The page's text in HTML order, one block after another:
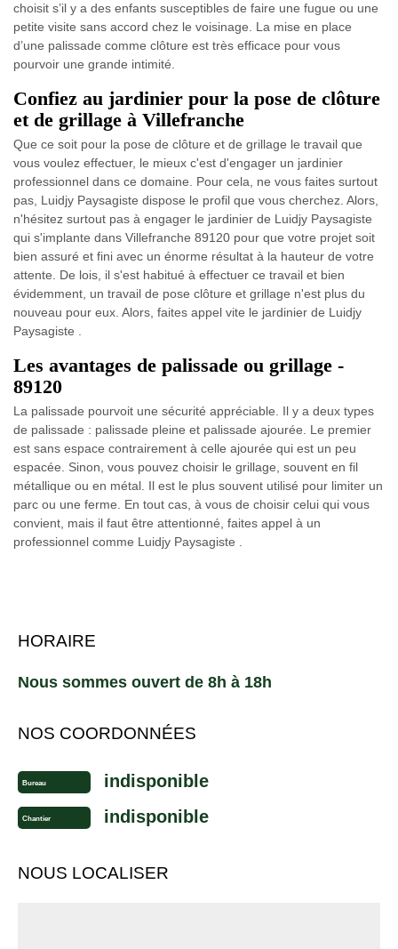
choisit s’il y a des enfants susceptibles de faire une fugue ou une
petite visite sans accord chez le voisinage. La mise en place
d’une palissade comme clôture est très efficace pour vous
pourvoir une grande intimité.
Confiez au jardinier pour la pose de clôture
et de grillage à Villefranche
Que ce soit pour la pose de clôture et de grillage le travail que
vous voulez effectuer, le mieux c'est d'engager un jardinier
professionnel dans ce domaine. Pour cela, ne vous faites surtout
pas, Luidjy Paysagiste dispose le profil que vous cherchez. Alors,
n'hésitez surtout pas à engager le jardinier de Luidjy Paysagiste
qui s'implante dans Villefranche 89120 pour que votre projet soit
bien assuré et fini avec un énorme résultat à la hauteur de votre
attente. De lois, il s'est habitué à effectuer ce travail et bien
évidemment, un travail de pose clôture et grillage n'est plus du
nouveau pour eux. Alors, faites appel vite le jardinier de Luidjy
Paysagiste .
Les avantages de palissade ou grillage -
89120
La palissade pourvoit une sécurité appréciable. Il y a deux types
de palissade : palissade pleine et palissade ajourée. Le premier
est sans espace contrairement à celle ajourée qui est un peu
espacée. Sinon, vous pouvez choisir le grillage, souvent en fil
métallique ou en métal. Il est le plus souvent utilisé pour limiter un
parc ou une ferme. En tout cas, à vous de choisir celui qui vous
convient, mais il faut être attentionné, faites appel à un
professionnel comme Luidjy Paysagiste .
HORAIRE
Nous sommes ouvert de 8h à 18h
NOS COORDONNÉES
Bureau indisponible
Chantier indisponible
NOUS LOCALISER